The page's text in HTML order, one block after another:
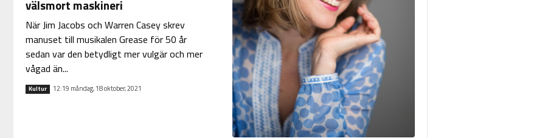
välsmort maskineri
När Jim Jacobs och Warren Casey skrev
manuset till musikalen Grease för 50 år
sedan var den betydligt mer vulgär och mer
vågad än...
Kultur 12:19 måndag, 18 oktober, 2021